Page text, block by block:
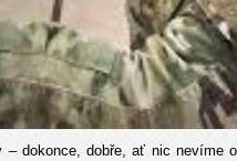
dokonce, dobře, ať nic nevíme